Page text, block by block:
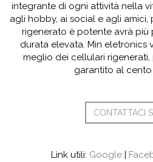
integrante di ogni attività nella
agli hobby, ai social e agli
rigenerato è potente avrà più
durata elevata. Min eletronics
meglio dei cellulari
garantito al
CONTATTACI
Link utili: Google|